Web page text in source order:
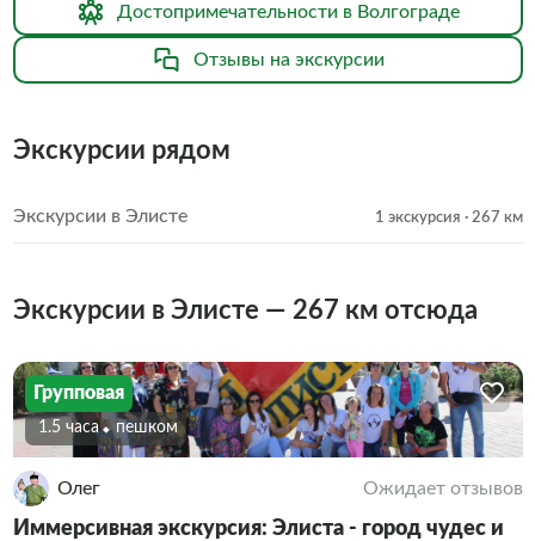
Достопримечательности в Волгограде
Отзывы на экскурсии
Экскурсии рядом
Экскурсии в Элисте 1 экскурсия · 267 км
Экскурсии в Элисте — 267 км отсюда
Групповая
1.5 часа Пешком
Олег Ожидает отзывов
Иммерсивная экскурсия: Элиста - город чудес и